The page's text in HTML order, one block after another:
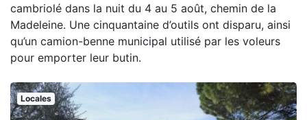
cambriolé dans la nuit du 4 au 5 août, chemin de la
Madeleine. Une cinquantaine d’outils ont disparu, ainsi
qu’un camion-benne municipal utilisé par les voleurs
pour emporter leur butin.
Locales